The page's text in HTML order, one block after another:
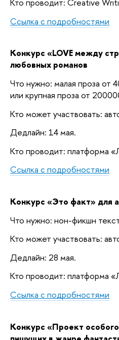
Кто проводит: Creative
Ссылка с подробностями
Конкурс «LOVE между
любовных романов
Что нужно: малая проза от
или крупная проза от
Кто может участвовать:
Дедлайн: 14 мая.
Кто проводит: платформа
Ссылка с подробностями
Конкурс «Это факт» для
Что нужно: нон-фикшн
Кто может участвовать:
Дедлайн: 28 мая.
Кто проводит: платформа
Ссылка с подробностями
Конкурс «Проект